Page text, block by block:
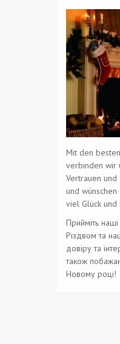
Mit den
verbinden wir
Vertrauen
und
viel Glück und
Прийміть
Різдвом та
довіру та
також
Новому році!